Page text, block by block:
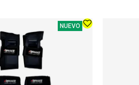
NUEVO